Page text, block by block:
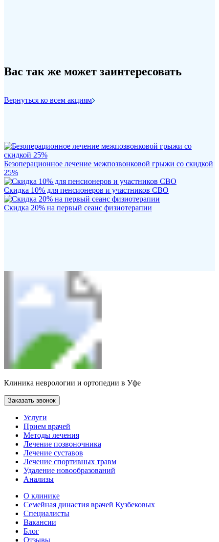
Вас так же может заинтересовать
Вернуться ко всем акциям
Безоперационное лечение межпозвонковой грыжи со скидкой
25%
Скидка 10% для пенсионеров и участников СВО
Скидка 20% на первый сеанс физиотерапии
Клиника неврологии и ортопедии в Уфе
Заказать звонок
Услуги
Прием врачей
Методы лечения
Лечение позвоночника
Лечение суставов
Лечение спортивных травм
Удаление новообразований
Анализы
О клинике
Семейная династия врачей Кузбековых
Специалисты
Вакансии
Блог
Отзывы